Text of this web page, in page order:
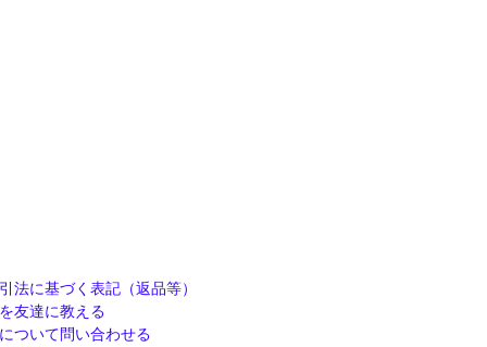
法に基づく表記（返品等）
友達に教える
ついて問い合わせる